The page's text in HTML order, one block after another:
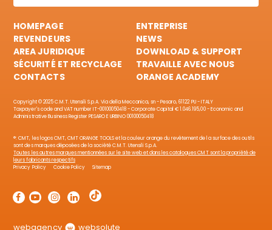
HOMEPAGE
ENTREPRISE
REVENDEURS
NEWS
AREA JURIDIQUE
DOWNLOAD & SUPPORT
SÉCURITÉ ET RECYCLAGE
TRAVAILLE AVEC NOUS
CONTACTS
ORANGE ACADEMY
Copyright © 2025 C.M.T. Utensili S.p.A. Via della Meccanica, sn - Pesaro, 61122 PU - ITALY
Taxpayer's code and VAT number IT-00100050418 - Corporate Capital € 1.046.195,00 - Economic and
Administrative Business Register PESARO E URBINO 00100050418
®: CMT, les logos CMT, CMT ORANGE TOOLS et la couleur orange du revêtement de la surface des outils
sont des marques déposées de la société C.M.T. Utensili S.p.A.
Toutes les autres marques mentionnées sur le site web et dans les catalogues CMT sont la propriété de
leurs fabricants respectifs
Privacy Policy
Cookie Policy Sitemap
webagency websolute